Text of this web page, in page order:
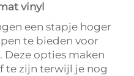
vinyl
een stapje hoger
te bieden voor
Deze opties maken
te zijn terwijl je nog